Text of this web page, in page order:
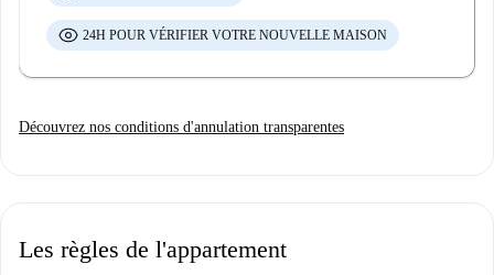
24H POUR VÉRIFIER VOTRE NOUVELLE MAISON
Découvrez nos conditions d'annulation transparentes
Les règles de l'appartement